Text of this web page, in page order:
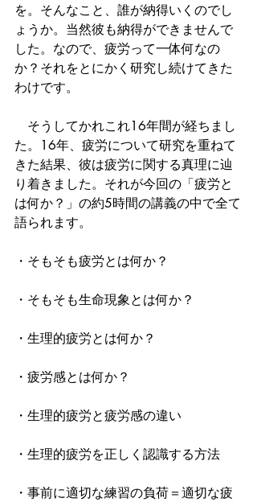
を。そんなこと、誰が納得いくのでし
ょうか。当然彼も納得ができませんで
した。なので、疲労って一体何なの
か？それをとにかく研究し続けてきた
わけです。
そうしてかれこれ16年間が経ちまし
た。16年、疲労について研究を重ねて
きた結果、彼は疲労に関する真理に辿
り着きました。それが今回の「疲労と
は何か？」の約5時間の講義の中で全て
語られます。
・そもそも疲労とは何か？
・そもそも生命現象とは何か？
・生理的疲労とは何か？
・疲労感とは何か？
・生理的疲労と疲労感の違い
・生理的疲労を正しく認識する方法
・事前に適切な練習の負荷＝適切な疲